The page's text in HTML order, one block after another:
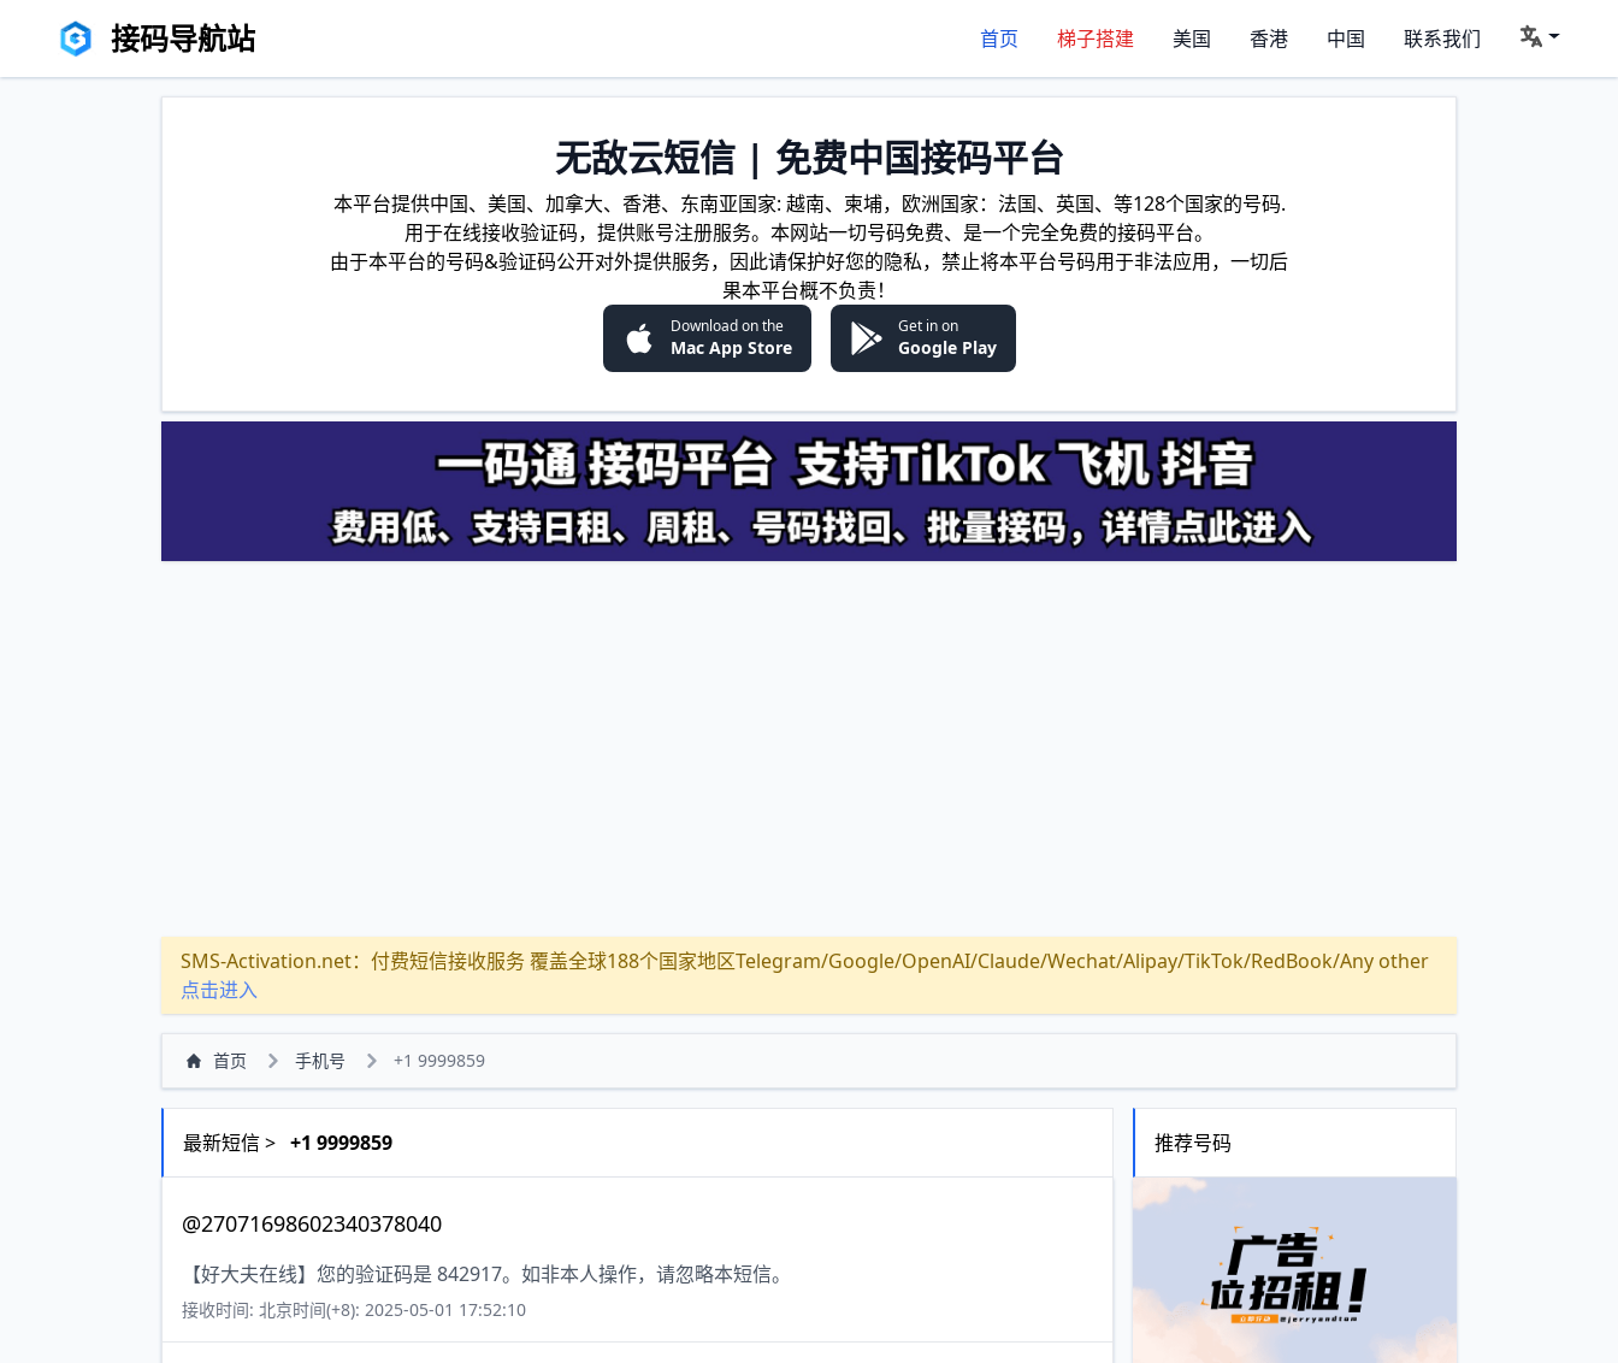
接码导航站 首页 梯子搭建 美国 香港 中国 联系我们
无敌云短信 | 免费中国接码平台
本平台提供中国、美国、加拿大、香港、东南亚国家: 越南、柬埔，欧洲国家：法国、英国、等128个国家的号码.
用于在线接收验证码，提供账号注册服务。本网站一切号码免费、是一个完全免费的接码平台。
由于本平台的号码&验证码公开对外提供服务，因此请保护好您的隐私，禁止将本平台号码用于非法应用，一切后
果本平台概不负责！
Download on the
Mac App Store
Get in on
Google Play
SMS-Activation.net：付费短信接收服务 覆盖全球188个国家地区Telegram/Google/OpenAI/Claude/Wechat/Alipay/TikTok/RedBook/Any other
点击进入
首页 手机号 +1 9999859
最新短信 > +1 9999859
@27071698602340378040
【好大夫在线】您的验证码是 842917。如非本人操作，请忽略本短信。
接收时间: 北京时间(+8): 2025-05-01 17:52:10
推荐号码